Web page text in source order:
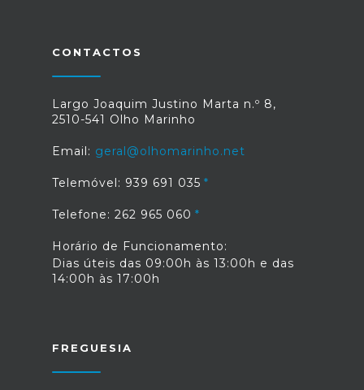
CONTACTOS
Largo Joaquim Justino Marta n.º 8,
2510-541 Olho Marinho
Email: geral@olhomarinho.net
Telemóvel: 939 691 035
Telefone: 262 965 060
Horário de Funcionamento:
Dias úteis das 09:00h às 13:00h e das
14:00h às 17:00h
FREGUESIA